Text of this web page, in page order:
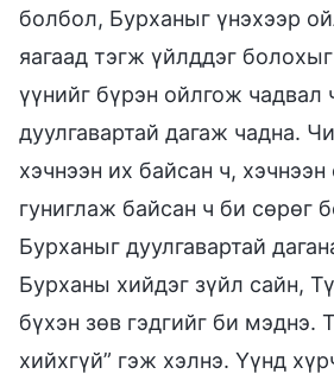
болбол, Бурханыг үнэхээр
яагаад тэгж үйлддэг
үүнийг бүрэн ойлгож чадвал
дуулгавартай дагаж чадна.
хэчнээн их байсан ч,
гуниглаж байсан ч би сөрөг
Бурханыг дуулгавартай
Бурханы хийдэг зүйл сайн,
бүхэн зөв гэдгийг би мэднэ.
хийхгүй” гэж хэлнэ. Үүнд